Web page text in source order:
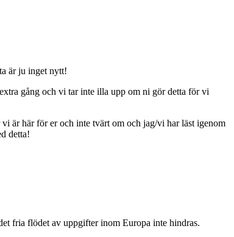
är ju inget nytt!
gång och vi tar inte illa upp om ni gör detta för vi
är här för er och inte tvärt om och jag/vi har läst igenom
detta!
fria flödet av uppgifter inom Europa inte hindras.